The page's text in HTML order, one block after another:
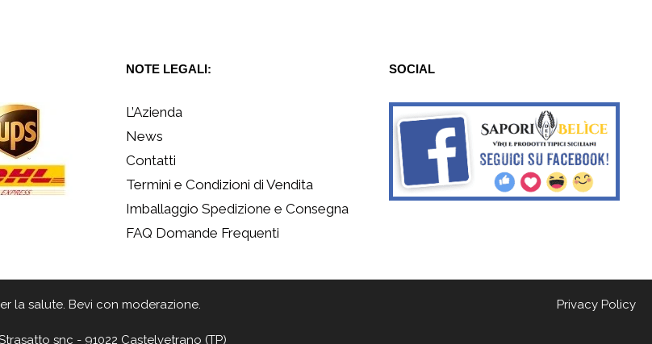
NOTE LEGALI:
L’Azienda
News
Contatti
Termini e Condizioni di Vendita
Imballaggio Spedizione e Consegna
FAQ Domande Frequenti
SOCIAL
Privacy Policy
la salute. Bevi con moderazione.
snc - 91022 Castelvetrano (TP)